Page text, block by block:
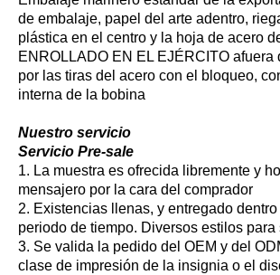
de embalaje, papel del arte adentro,
plástica en el centro y la hoja de acero
ENROLLADO EN EL EJÉRCITO afuera
por las tiras del acero con el bloqueo,
interna de la bobina
Nuestro servicio
Servicio Pre-sale
1. La muestra es ofrecida libremente y
mensajero por la cara del comprador
2. Existencias llenas, y entregado
periodo de tiempo. Diversos estilos para
3. Se valida la pedido del OEM y del
clase de impresión de la insignia o el